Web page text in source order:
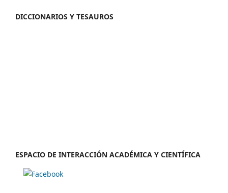
DICCIONARIOS Y TESAUROS
ESPACIO DE INTERACCIÓN ACADÉMICA Y CIENTÍFICA